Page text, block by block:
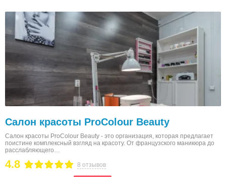
Салон красоты ProColour Beauty
Салон красоты ProColour Beauty - это организация, которая предлагает
поистине комплексный взгляд на красоту. От французского маникюра до
расслабляющего…
8 отзывов
4.8